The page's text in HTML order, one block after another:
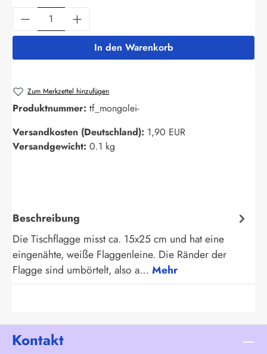
Produkt Anzahl: Gib den gewünschten
In den Warenkorb
Zum Merkzettel hinzufügen
Produktnummer: tf_mongolei-
Versandkosten (Deutschland): 1,90 EUR
Versandgewicht: 0.1 kg
Beschreibung
Die Tischflagge misst ca. 15x25 cm und hat eine
eingenähte, weiße Flaggenleine. Die Ränder der
Flagge sind umbörtelt, also a… Mehr
Kontakt